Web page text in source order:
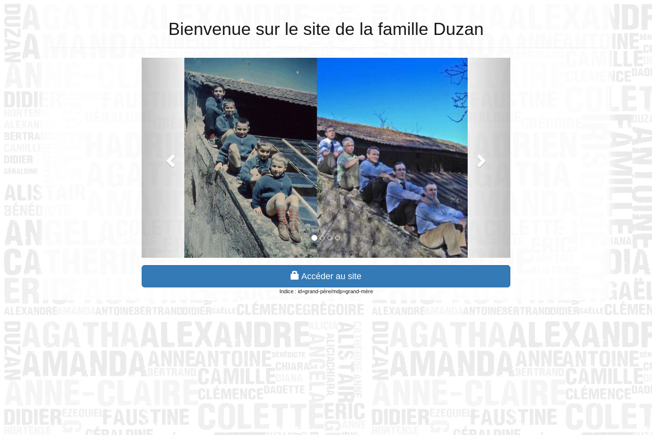
Bienvenue sur le site de la famille Duzan
Previous
Accéder au site
Indice : id=grand-père/mdp=grand-mère